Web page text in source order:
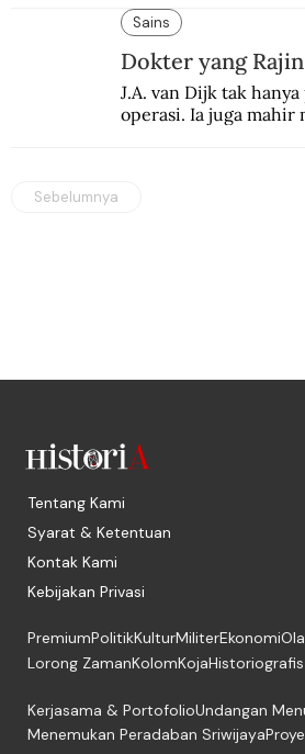
lebih dari setengah
Sains
Dokter yang
J.A. van Dijk tak
operasi. Ia juga mahir
Sebelumnya
Tentang Kami
Syarat & Ketentuan
Kontak Kami
Kebijakan Privasi
PremiumPolitikKulturMiliterEkonomi
Lorong ZamanKolomKojaHistoriografis
Kerjasama & PortofolioUndangan
Menemukan Peradaban Sriwijaya